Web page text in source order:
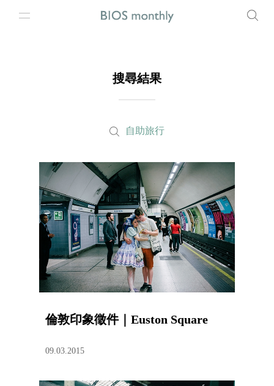
搜尋結果
自助旅行
倫敦印象徵件｜Euston Square
09.03.2015